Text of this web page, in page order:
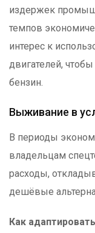
издержек
темпов
интерес к
двигателей,
бензин.
Выживание в
В периоды
владельцам
расходы,
дешёвые
Как